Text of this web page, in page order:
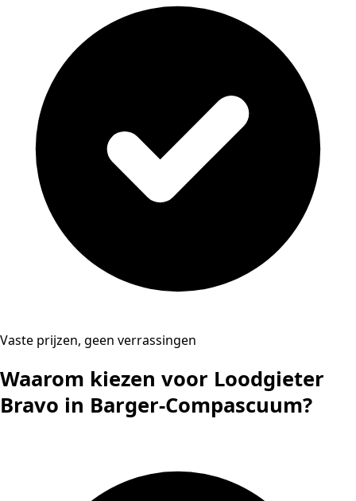
Vaste prijzen, geen verrassingen
Waarom kiezen voor Loodgieter
Bravo in Barger-Compascuum?